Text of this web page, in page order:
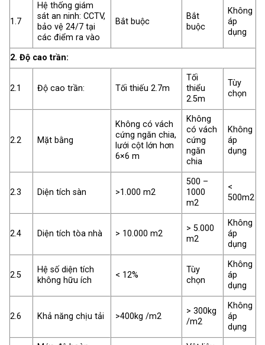
1.7
Hệ thống giám
sát an ninh: CCTV,
bảo vệ 24/7 tại
các điểm ra vào
Bắt buộc
Bắt
buộc
Không
áp
dụng
2. Độ cao trần:
2.1 Độ cao trần: Tối thiếu 2.7m
Tối
thiểu
2.5m
Tùy
chọn
2.2 Mặt bằng
Không có vách
cứng ngăn chia,
lưới cột lớn hơn
6×6 m
Không
có vách
cứng
ngăn
chia
Không
áp
dụng
2.3 Diện tích sàn >1.000 m2
500 –
1000
m2
<
500m2
2.4 Diện tích tòa nhà > 10.000 m2
> 5.000
m2
Không
áp
dụng
2.5
Hệ số diện tích
không hữu ích
< 12%
Tùy
chọn
Không
áp
dụng
2.6 Khả năng chịu tải >400kg /m2
> 300kg
/m2
Không
áp
dụng